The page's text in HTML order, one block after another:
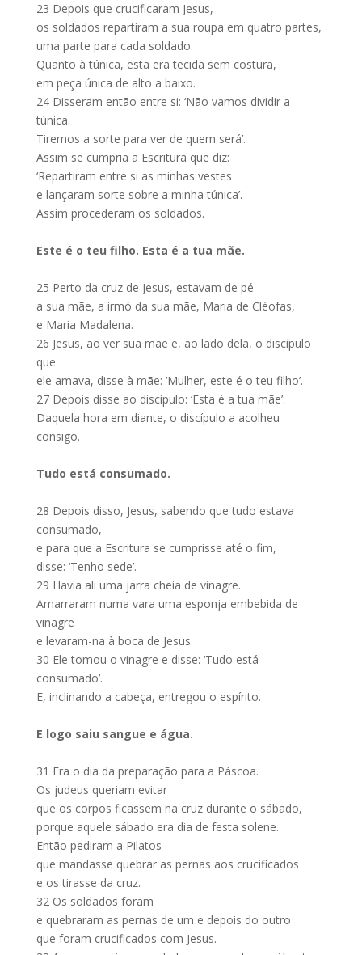
23 Depois que crucificaram Jesus,
os soldados repartiram a sua roupa em quatro partes,
uma parte para cada soldado.
Quanto à túnica, esta era tecida sem costura,
em peça única de alto a baixo.
24 Disseram então entre si: ‘Não vamos dividir a
túnica.
Tiremos a sorte para ver de quem será’.
Assim se cumpria a Escritura que diz:
‘Repartiram entre si as minhas vestes
e lançaram sorte sobre a minha túnica’.
Assim procederam os soldados.
Este é o teu filho. Esta é a tua mãe.
25 Perto da cruz de Jesus, estavam de pé
a sua mãe, a irmó da sua mãe, Maria de Cléofas,
e Maria Madalena.
26 Jesus, ao ver sua mãe e, ao lado dela, o discípulo
que
ele amava, disse à mãe: ‘Mulher, este é o teu filho’.
27 Depois disse ao discípulo: ‘Esta é a tua mãe’.
Daquela hora em diante, o discípulo a acolheu
consigo.
Tudo está consumado.
28 Depois disso, Jesus, sabendo que tudo estava
consumado,
e para que a Escritura se cumprisse até o fim,
disse: ‘Tenho sede’.
29 Havia ali uma jarra cheia de vinagre.
Amarraram numa vara uma esponja embebida de
vinagre
e levaram-na à boca de Jesus.
30 Ele tomou o vinagre e disse: ‘Tudo está
consumado’.
E, inclinando a cabeça, entregou o espírito.
E logo saiu sangue e água.
31 Era o dia da preparação para a Páscoa.
Os judeus queriam evitar
que os corpos ficassem na cruz durante o sábado,
porque aquele sábado era dia de festa solene.
Então pediram a Pilatos
que mandasse quebrar as pernas aos crucificados
e os tirasse da cruz.
32 Os soldados foram
e quebraram as pernas de um e depois do outro
que foram crucificados com Jesus.